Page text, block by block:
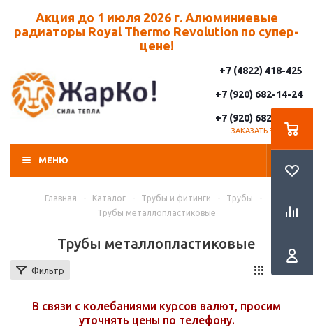
Акция до 1 июля 2026 г. Алюминиевые
радиаторы Royal Thermo Revolution по супер-
цене!
+7 (4822) 418-425
+7 (920) 682-14-24
+7 (920) 682-14-25
ЗАКАЗАТЬ ЗВОНОК
МЕНЮ
Главная - Каталог - Трубы и фитинги - Трубы
-
Трубы металлопластиковые
Трубы металлопластиковые
Фильтр
В связи с колебаниями курсов валют, просим
уточнять цены по телефону.